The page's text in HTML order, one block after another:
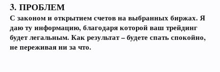
3. ПРОБЛЕМ
С законом и открытием счетов на выбранных биржах. Я
даю ту информацию, благодаря которой ваш трейдинг
будет легальным. Как результат – будете спать спокойно,
не переживая ни за что.